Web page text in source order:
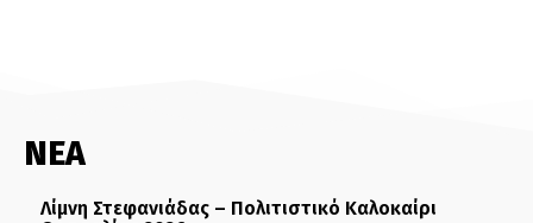
ΝΕΑ
Λίμνη Στεφανιάδας – Πολιτιστικό Καλοκαίρι